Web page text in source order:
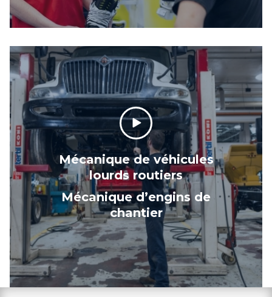
Mécanique de véhicules
lourds routiers
Mécanique d’engins de
chantier